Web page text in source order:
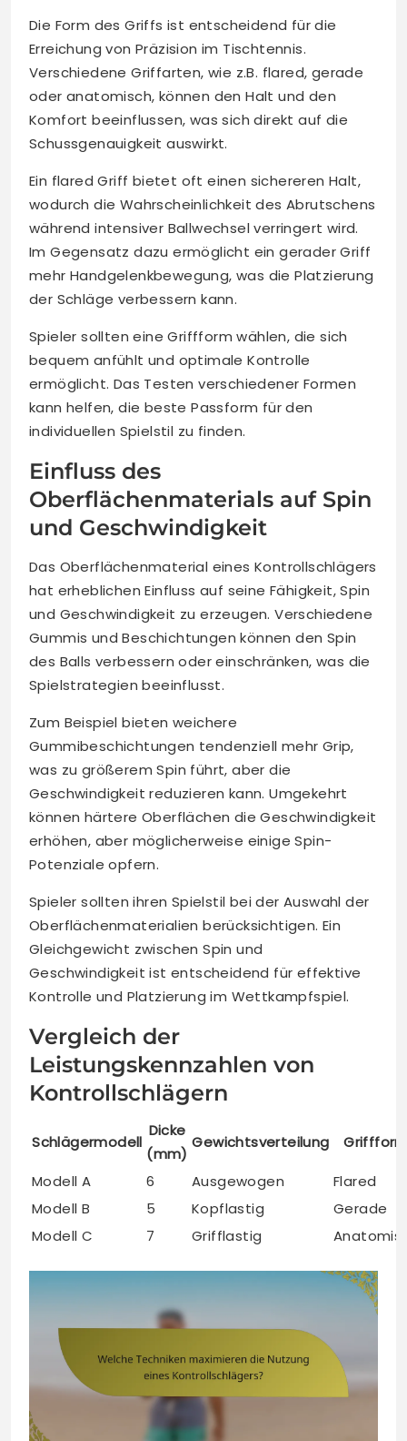
Die Form des Griffs ist entscheidend für die
Erreichung von Präzision im Tischtennis.
Verschiedene Griffarten, wie z.B. flared, gerade
oder anatomisch, können den Halt und den
Komfort beeinflussen, was sich direkt auf die
Schussgenauigkeit auswirkt.
Ein flared Griff bietet oft einen sichereren Halt,
wodurch die Wahrscheinlichkeit des Abrutschens
während intensiver Ballwechsel verringert wird.
Im Gegensatz dazu ermöglicht ein gerader Griff
mehr Handgelenkbewegung, was die Platzierung
der Schläge verbessern kann.
Spieler sollten eine Griffform wählen, die sich
bequem anfühlt und optimale Kontrolle
ermöglicht. Das Testen verschiedener Formen
kann helfen, die beste Passform für den
individuellen Spielstil zu finden.
Einfluss des
Oberflächenmaterials auf Spin
und Geschwindigkeit
Das Oberflächenmaterial eines Kontrollschlägers
hat erheblichen Einfluss auf seine Fähigkeit, Spin
und Geschwindigkeit zu erzeugen. Verschiedene
Gummis und Beschichtungen können den Spin
des Balls verbessern oder einschränken, was die
Spielstrategien beeinflusst.
Zum Beispiel bieten weichere
Gummibeschichtungen tendenziell mehr Grip,
was zu größerem Spin führt, aber die
Geschwindigkeit reduzieren kann. Umgekehrt
können härtere Oberflächen die Geschwindigkeit
erhöhen, aber möglicherweise einige Spin-
Potenziale opfern.
Spieler sollten ihren Spielstil bei der Auswahl der
Oberflächenmaterialien berücksichtigen. Ein
Gleichgewicht zwischen Spin und
Geschwindigkeit ist entscheidend für effektive
Kontrolle und Platzierung im Wettkampfspiel.
Vergleich der
Leistungskennzahlen von
Kontrollschlägern
Schlägermodell
Dicke
(mm)
Gewichtsverteilung
Modell A 6 Ausgewogen
Flared
Modell B
5 Kopflastig
Gerade
Modell C
7 Grifflastig